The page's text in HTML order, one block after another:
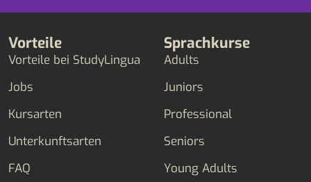
Vorteile
Vorteile bei StudyLingua
Jobs
Kursarten
Unterkunftsarten
FAQ
Sprachkurse
Adults
Juniors
Professional
Seniors
Young Adults